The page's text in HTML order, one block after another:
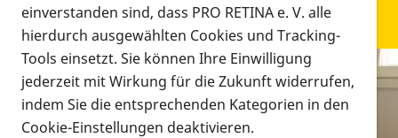
Infomaterial
Infomaterial
einverstanden sind, dass PRO RETINA e. V. alle
hierdurch ausgewählten Cookies und Tracking-
Tools einsetzt. Sie können Ihre Einwilligung
jederzeit mit Wirkung für die Zukunft widerrufen,
indem Sie die entsprechenden Kategorien in den
Cookie-Einstellungen deaktivieren.